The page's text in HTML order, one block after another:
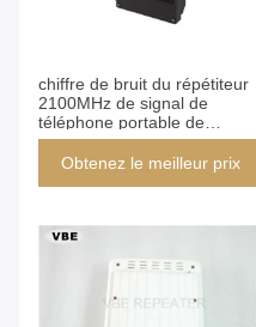
chiffre de bruit du répétiteur
2100MHz de signal de
téléphone portable de
43dBm WCDMA au-dessous
de 5dB
Obtenez le meilleur prix